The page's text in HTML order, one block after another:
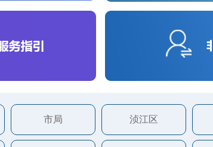
市局 浈江区